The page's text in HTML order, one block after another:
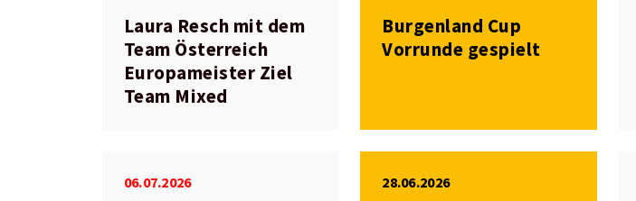
Laura Resch mit dem
Team Österreich
Europameister Ziel
Team Mixed
Burgenland Cup
Vorrunde gespielt
06.07.2026 28.06.2026